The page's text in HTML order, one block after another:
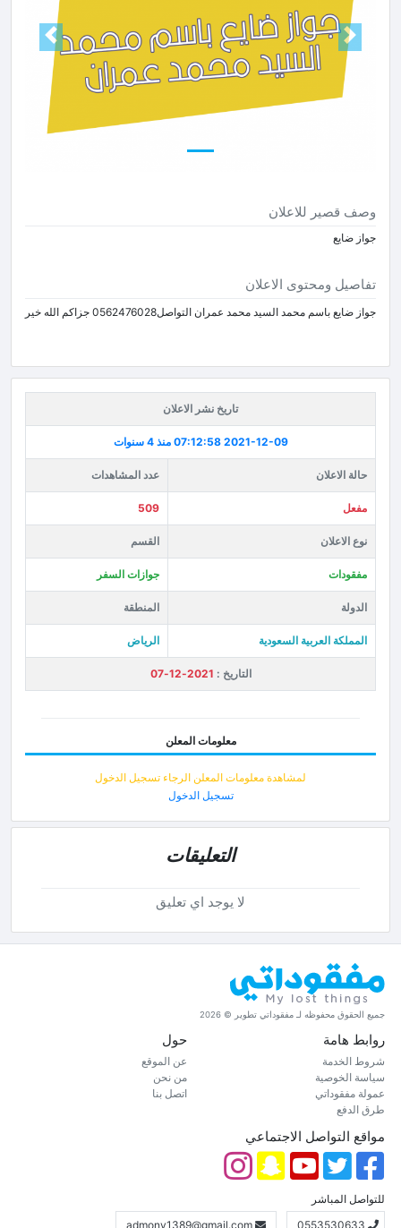
Next Prev
وصف قصير للاعلان
جواز ضايع
تفاصيل ومحتوى الاعلان
جواز ضايع باسم محمد السيد محمد عمران التواصل0562476028 جزاكم الله خير
تاريخ نشر الاعلان
2021-12-09 07:12:58 منذ 4 سنوات
حالة الاعلان عدد المشاهدات
مفعل 509
نوع الاعلان القسم
مفقودات جوازات السفر
الدولة المنطقة
المملكة العربية السعودية الرياض
التاريخ : 2021-12-07
معلومات المعلن
لمشاهدة معلومات المعلن الرجاء تسجيل الدخول
تسجيل الدخول
التعليقات
لا يوجد اي تعليق
جميع الحقوق محفوظه لـ مفقوداتي تطوير © 2026
روابط هامة
شروط الخدمة
سياسة الخوصية
عمولة مفقوداتي
طرق الدفع
حول
عن الموقع
من نحن
اتصل بنا
مواقع التواصل الاجتماعي
للتواصل المباشر
0553530633
admony1389@gmail.com